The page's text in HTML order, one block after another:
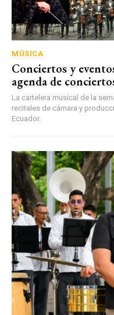
MÚSICA
Conciertos y
agenda de
La cartelera musical de la
recitales de cámara y
Ecuador.